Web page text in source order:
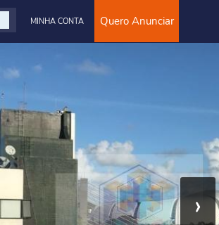
Quero Anunciar
MINHA CONTA
›